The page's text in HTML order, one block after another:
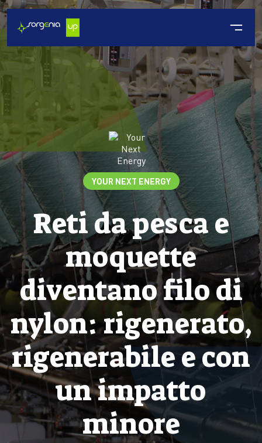
YOUR NEXT ENERGY
Reti da pesca e
moquette
diventano filo di
nylon: rigenerato,
rigenerabile e con
un impatto
minore